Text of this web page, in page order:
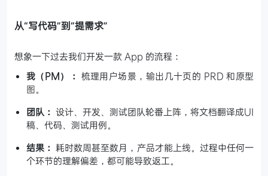
从“写代码”到“提需求”
想象一下过去我们开发一款 App 的流程：
我（PM）： 梳理用户场景，输出几十页的 PRD 和原型
图。
团队： 设计、开发、测试团队轮番上阵，将文档翻译成UI
稿、代码、测试用例。
结果： 耗时数周甚至数月，产品才能上线。过程中任何一
个环节的理解偏差，都可能导致返工。